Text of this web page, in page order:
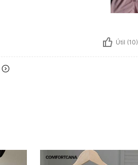
Útil (10)